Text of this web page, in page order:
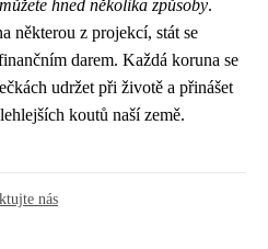
hned několika způsoby.
některou z projekcí, stát se
darem. Každá koruna se
udržet při životě a přinášet
koutů naší země.
nás